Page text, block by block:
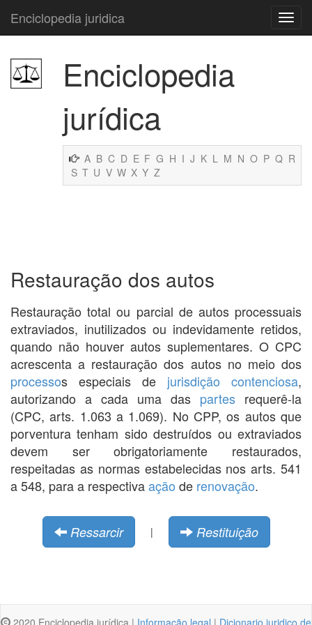
Enciclopedia juridica
Enciclopedia
jurídica
A B C D E F G H I J K L M N O P Q R
S T U V W X Y Z
Restauração dos autos
Restauração total ou parcial de autos processuais
extraviados, inutilizados ou indevidamente retidos,
quando não houver autos suplementares. O CPC
acrescenta a restauração dos autos no meio dos
processos especiais de jurisdição contenciosa,
autorizando a cada uma das partes requerê-la
(CPC, arts. 1.063 a 1.069). No CPP, os autos que
porventura tenham sido destruídos ou extraviados
devem ser obrigatoriamente restaurados,
respeitadas as normas estabelecidas nos arts. 541
a 548, para a respectivaação de renovação.
Ressarcir | Restituição
2020 Enciclopedia jurídica | Informação legal | Dicionario juridico de